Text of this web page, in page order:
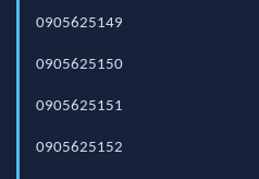
0905625149
0905625150
0905625151
0905625152